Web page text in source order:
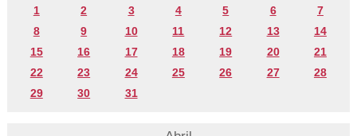
1 2 3 4 5 6
7
8
9 10 11 12 13
14
15
16 17 18 19 20
21
22
23 24 25 26 27
28
29
30 31